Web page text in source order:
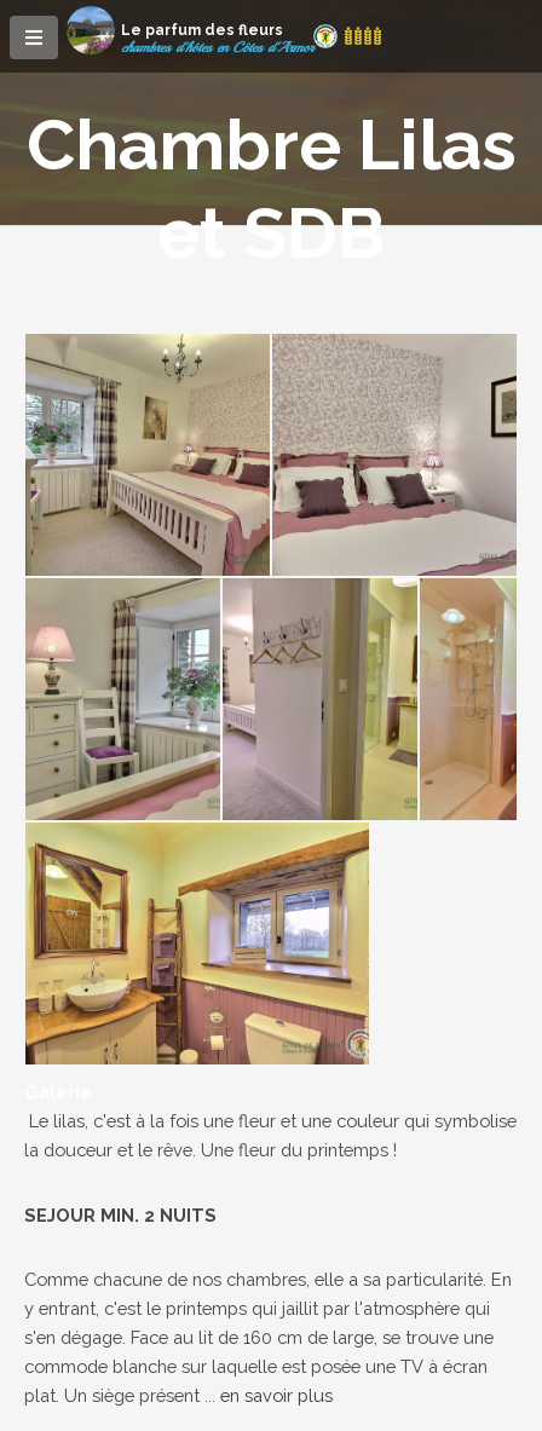
Le parfum des fleurs
chambres d'hôtes en Côtes d'Armor
Chambre Lilas
et SDB
Le lilas, c'est à la fois une fleur et une couleur qui symbolise
la douceur et le rêve. Une fleur du printemps !
SEJOUR MIN. 2 NUITS
Comme chacune de nos chambres, elle a sa particularité. En
y entrant, c'est le printemps qui jaillit par l'atmosphère qui
s'en dégage. Face au lit de 160 cm de large, se trouve une
commode blanche sur laquelle est posée une TV à écran
plat. Un siège présent ... en savoir plus